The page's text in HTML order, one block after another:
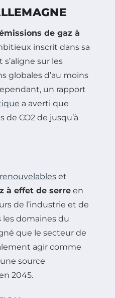
de gaz à
inscrit dans sa
sur les
globales d’au moins
un rapport
a averti que
de CO2 de jusqu’à
et
à effet de serre en
de l’industrie et de
les domaines du
que le secteur de
agir comme
source
2045.